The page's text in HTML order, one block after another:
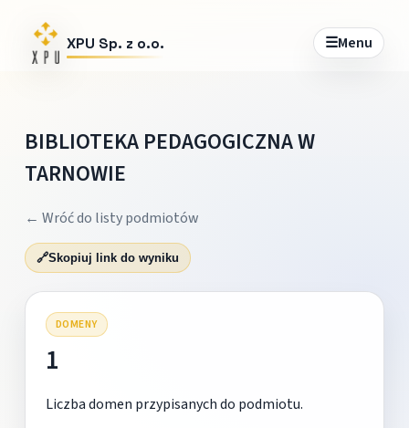
XPU Sp. z o.o. ☰Menu
BIBLIOTEKA PEDAGOGICZNA W
TARNOWIE
← Wróć do listy podmiotów
🔗Skopiuj link do wyniku
DOMENY
1
Liczba domen przypisanych do podmiotu.